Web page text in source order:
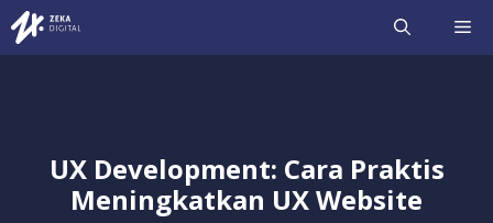
Langsung
ke
UX Development: Cara Praktis
Meningkatkan UX Website